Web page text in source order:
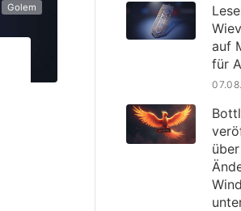
Golem
auf
für